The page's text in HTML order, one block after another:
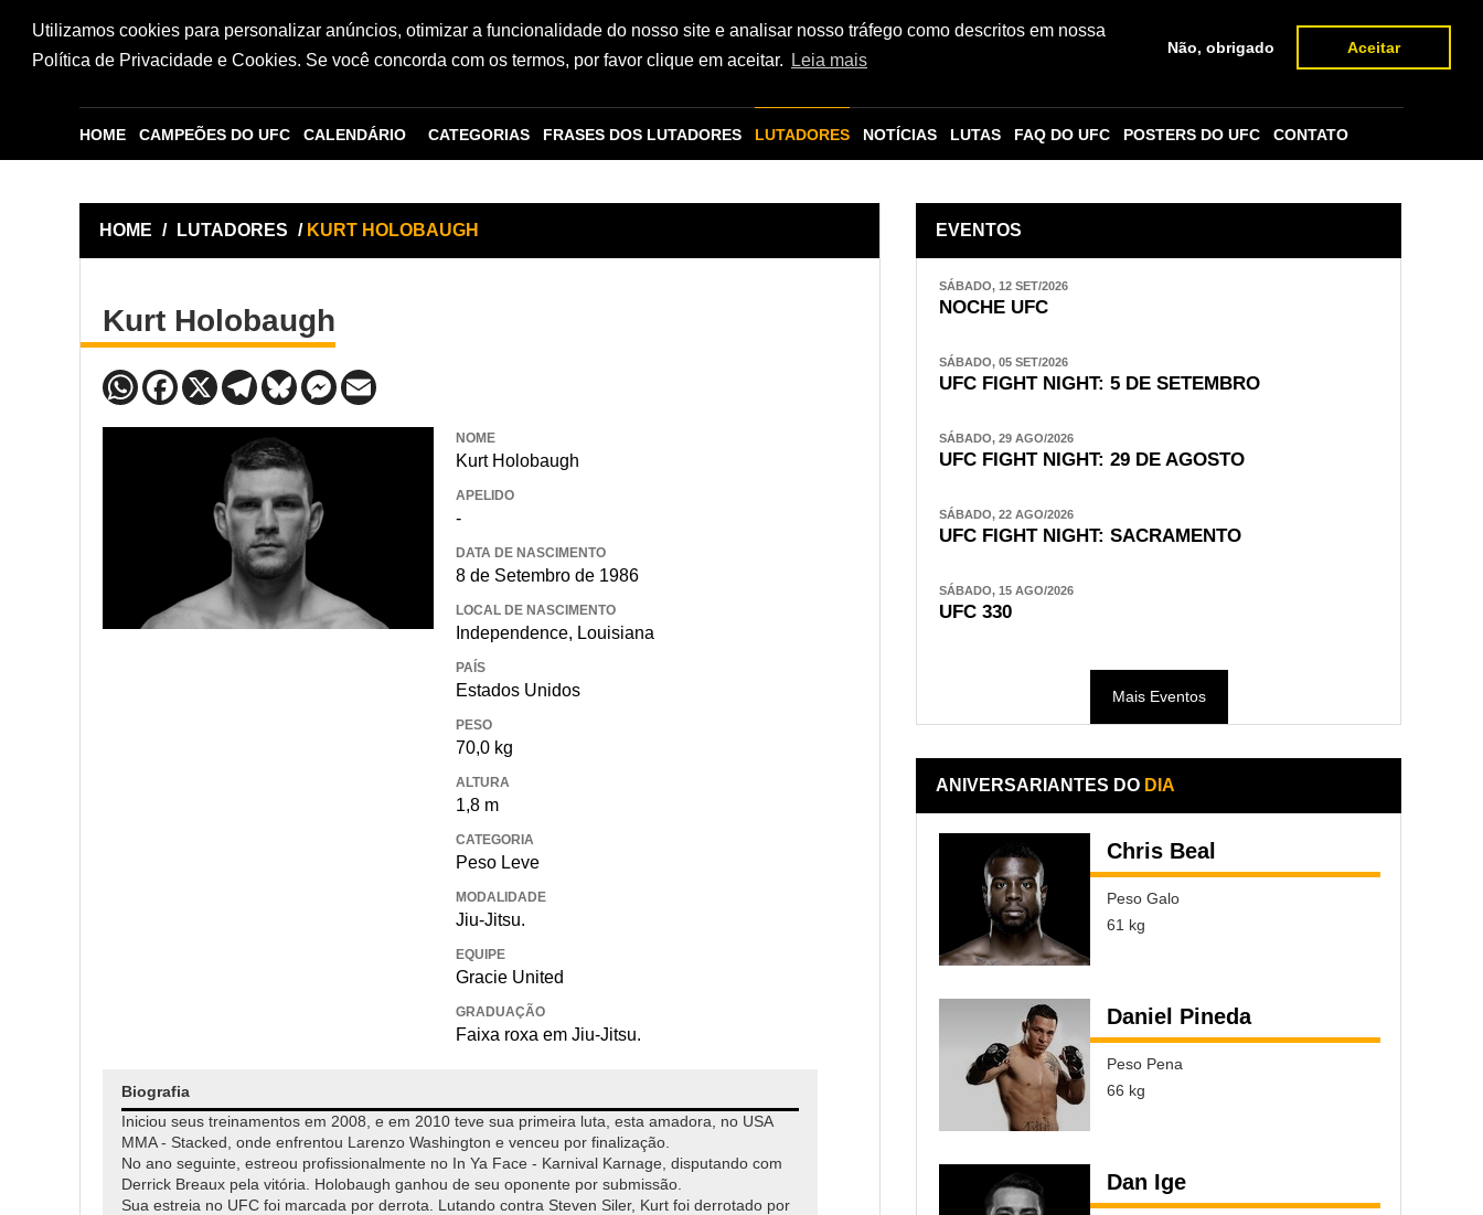
Utilizamos cookies para personalizar anúncios, otimizar a funcionalidade do nosso site e analisar nosso tráfego como descritos em nossa
Política de Privacidade e Cookies. Se você concorda com os termos, por favor clique em aceitar.
Leia mais
Não, obrigado Aceitar
HOME CAMPEÕES DO UFC CALENDÁRIO CATEGORIAS FRASES DOS LUTADORES LUTADORES NOTÍCIAS LUTAS FAQ DO UFC POSTERS DO UFC CONTATO
HOME / LUTADORES / KURT HOLOBAUGH
Kurt Holobaugh
NOME
Kurt Holobaugh
APELIDO
-
DATA DE NASCIMENTO
8 de Setembro de 1986
LOCAL DE NASCIMENTO
Independence, Louisiana
PAÍS
Estados Unidos
PESO
70,0 kg
ALTURA
1,8 m
CATEGORIA
Peso Leve
MODALIDADE
Jiu-Jitsu.
EQUIPE
Gracie United
GRADUAÇÃO
Faixa roxa em Jiu-Jitsu.
Biografia
Iniciou seus treinamentos em 2008, e em 2010 teve sua primeira luta, esta amadora, no USA
MMA - Stacked, onde enfrentou Larenzo Washington e venceu por finalização.
No ano seguinte, estreou profissionalmente no In Ya Face - Karnival Karnage, disputando com
Derrick Breaux pela vitória. Holobaugh ganhou de seu oponente por submissão.
Sua estreia no UFC foi marcada por derrota. Lutando contra Steven Siler, Kurt foi derrotado por
EVENTOS
SÁBADO, 12 SET/2026
NOCHE UFC
SÁBADO, 05 SET/2026
UFC FIGHT NIGHT: 5 DE SETEMBRO
SÁBADO, 29 AGO/2026
UFC FIGHT NIGHT: 29 DE AGOSTO
SÁBADO, 22 AGO/2026
UFC FIGHT NIGHT: SACRAMENTO
SÁBADO, 15 AGO/2026
UFC 330
Mais Eventos
ANIVERSARIANTES DO DIA
Chris Beal
Peso Galo
61 kg
Daniel Pineda
Peso Pena
66 kg
Dan Ige